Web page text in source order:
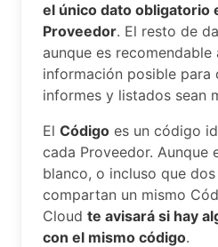
el único dato obligatorio
Proveedor. El resto de
aunque es
información posible para
informes y listados sean
El Código es un código
cada Proveedor. Aunque
blanco, o incluso que
compartan un mismo
Cloud te avisará si hay
con el mismo código.